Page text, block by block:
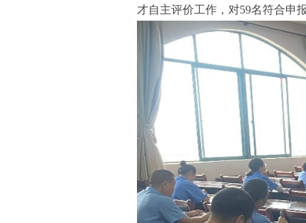
才自主评价工作，对59名符合申